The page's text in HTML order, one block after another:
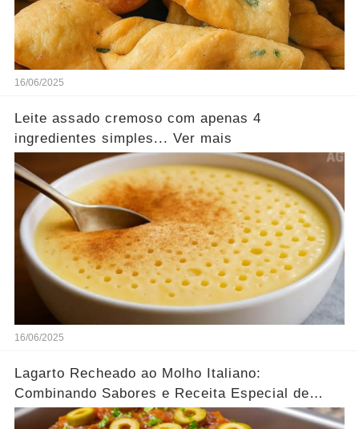
16/06/2025
Leite assado cremoso com apenas 4
ingredientes simples... Ver mais
16/06/2025
Lagarto Recheado ao Molho Italiano:
Combinando Sabores e Receita Especial de
família